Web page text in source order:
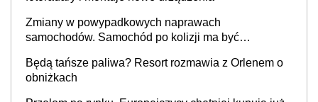
Zmiany w powypadkowych naprawach
samochodów. Samochód po kolizji ma być
producenta
Będą tańsze paliwa? Resort rozmawia z Orlenem o
obniżkach